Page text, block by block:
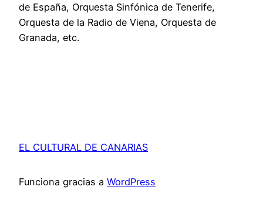
de España, Orquesta Sinfónica de Tenerife,
Orquesta de la Radio de Viena, Orquesta de
Granada, etc.
EL CULTURAL DE CANARIAS
Funciona gracias a WordPress